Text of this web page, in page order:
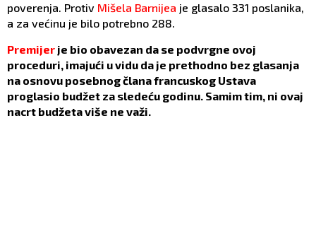
poverenja. Protiv Mišela Barnijea je glasalo 331 poslanika,
a za većinu je bilo potrebno 288.
Premijer je bio obavezan da se podvrgne ovoj
proceduri, imajući u vidu da je prethodno bez glasanja
na osnovu posebnog člana francuskog Ustava
proglasio budžet za sledeću godinu. Samim tim, ni ovaj
nacrt budžeta više ne važi.